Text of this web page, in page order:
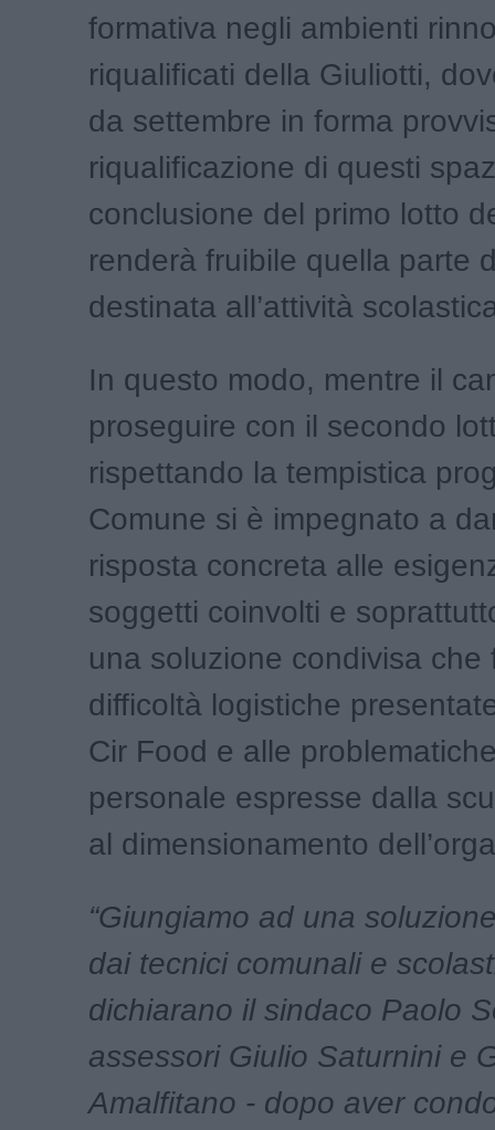
formativa negli ambienti
riqualificati della Giuliotti,
da settembre in forma
riqualificazione di questi
conclusione del primo lotto
renderà fruibile quella parte
destinata all’attività
In questo modo, mentre il
proseguire con il secondo
rispettando la tempistica
Comune si è impegnato a
risposta concreta alle
soggetti coinvolti e
una soluzione condivisa che
difficoltà logistiche
Cir Food e alle
personale espresse dalla
al dimensionamento
“Giungiamo ad una
dai tecnici comunali e
dichiarano il sindaco Paolo
assessori Giulio Saturnini e
Amalfitano - dopo aver